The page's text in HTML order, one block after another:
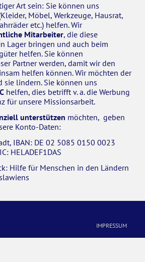
Art sein: Sie können uns
Möbel, Werkzeuge, Hausrat,
etc.) helfen. Wir
Mitarbeiter, die diese
Lager bringen und auch beim
helfen. Sie können
Partner werden, damit wir den
helfen können. Wir möchten der
sie lindern. Sie können uns
helfen, dies betrifft v. a. die Werbung
für unsere Missionsarbeit.
unterstützen möchten, geben
Konto-Daten:
IBAN: DE 02 5085 0150 0023
HELADEF1DAS
Hilfe für Menschen in den Ländern
IMPRESSUM